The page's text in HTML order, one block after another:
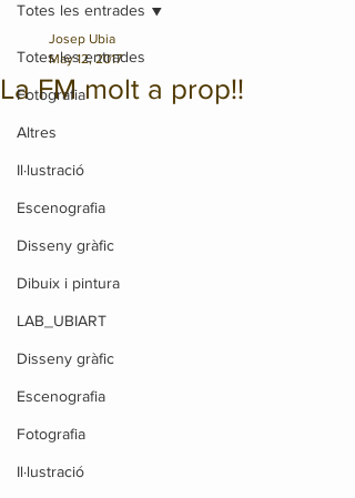
Totes les entrades
Fotografia
Altres
Il·lustració
Escenografia
Disseny gràfic
Dibuix i pintura
LAB_UBIART
Disseny gràfic
Escenografia
Fotografia
Il·lustració
Totes les entrades
La FM molt a prop!!
Josep Ubia
May 12, 2017